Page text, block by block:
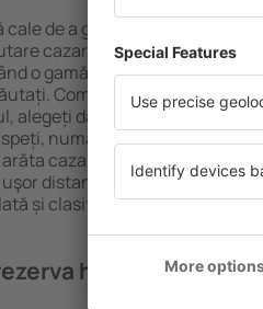
cale de a găsi un hotel în Torino
cazare eSky. Baza mare de
o gamă largă de opţiuni este
Completați câmpurile
alegeți data de check-in și
numărul de camere şi
cazarea disponibilă ȋn
distanța de la hotel ȋn
și clasificarea hotelului.
hoteluri ȋn în